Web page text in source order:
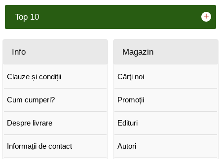
Top 10 +
Info
Clauze și condiții
Cum cumperi?
Despre livrare
Informații de contact
Magazin
Cărţi noi
Promoţii
Edituri
Autori